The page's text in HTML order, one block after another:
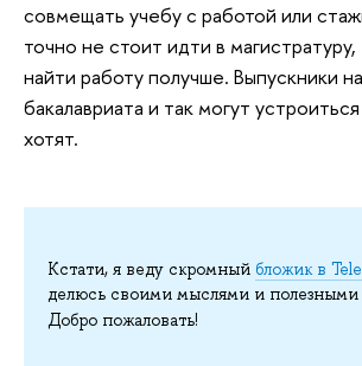
совмещать учебу с работой или
точно не стоит идти в
найти работу получше. Выпускники
бакалавриата и так могут
хотят.
Кстати, я веду скромный бложик в
делюсь своими мыслями и полезными
Добро пожаловать!